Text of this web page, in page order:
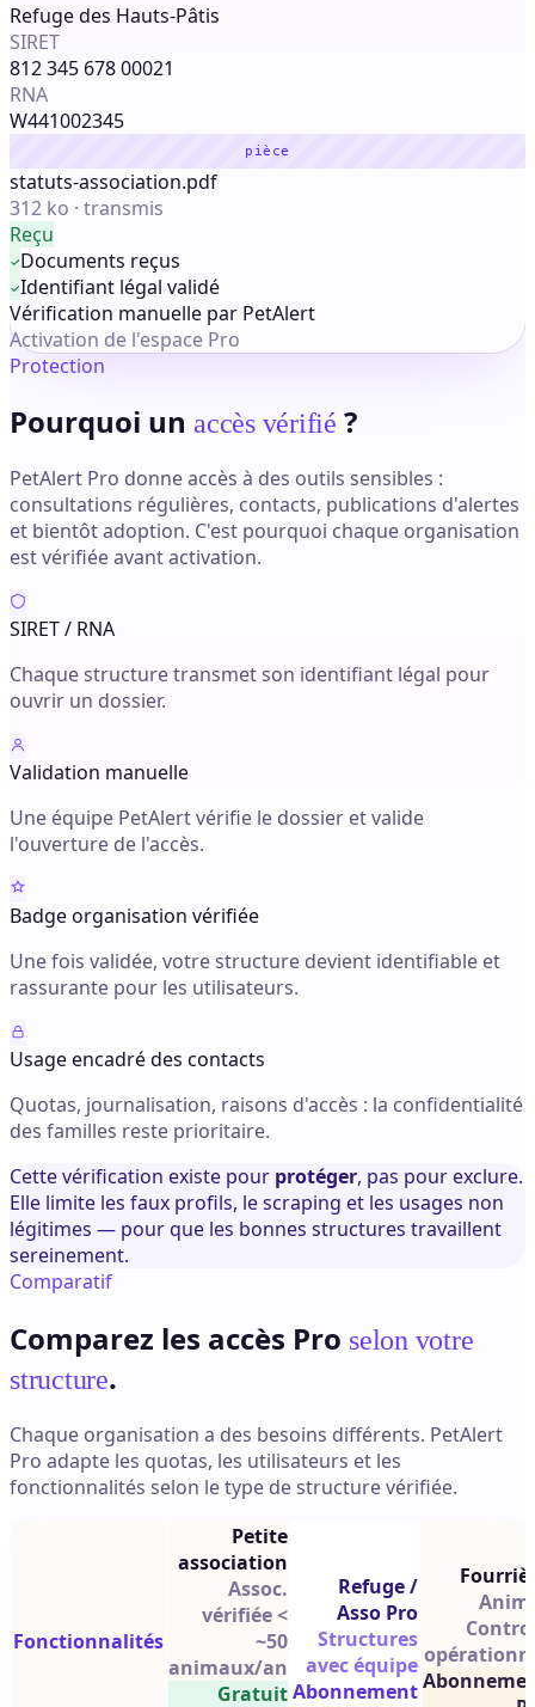
Refuge des Hauts-Pâtis
SIRET
812 345 678 00021
RNA
W441002345
pièce
statuts-association.pdf
312 ko · transmis
Reçu
Documents reçus
Identifiant légal validé
Vérification manuelle par PetAlert
Activation de l'espace Pro
Protection
Pourquoi un accès vérifié ?
PetAlert Pro donne accès à des outils sensibles :
consultations régulières, contacts, publications d'alertes
et bientôt adoption. C'est pourquoi chaque organisation
est vérifiée avant activation.
SIRET / RNA
Chaque structure transmet son identifiant légal pour
ouvrir un dossier.
Validation manuelle
Une équipe PetAlert vérifie le dossier et valide
l'ouverture de l'accès.
Badge organisation vérifiée
Une fois validée, votre structure devient identifiable et
rassurante pour les utilisateurs.
Usage encadré des contacts
Quotas, journalisation, raisons d'accès : la confidentialité
des familles reste prioritaire.
Cette vérification existe pour protéger, pas pour exclure.
Elle limite les faux profils, le scraping et les usages non
légitimes — pour que les bonnes structures travaillent
sereinement.
Comparatif
Comparez les accès Pro selon votre
structure.
Chaque organisation a des besoins différents. PetAlert
Pro adapte les quotas, les utilisateurs et les
fonctionnalités selon le type de structure vérifiée.
Fonctionnalités
Petite
association
Assoc.
vérifiée <
~50
animaux/an
Gratuit
Refuge /
Asso Pro
Structures
avec équipe
Abonnement